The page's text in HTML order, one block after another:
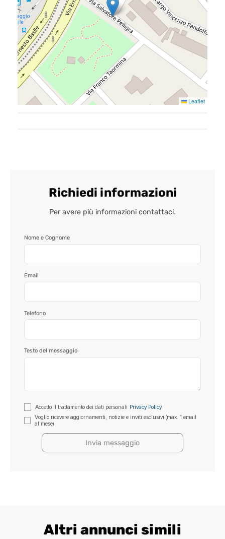
Home
Servizi per gli agenti
Contatti
Leaflet
Richiedi informazioni
Per avere più informazioni contattaci.
Nome e Cognome
Email
Telefono
Testo del messaggio
prega
vuoto
Accetto il trattamento dei dati personali
Privacy Policy
Voglio ricevere aggiornamenti, notizie e inviti esclusivi (max. 1 email
al mese)
Altri annunci simili